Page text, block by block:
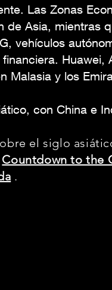
Las Zonas
de Asia, mientras
vehículos
Huawei,
Malasia y los
con China e
el siglo
Countdown to the
.